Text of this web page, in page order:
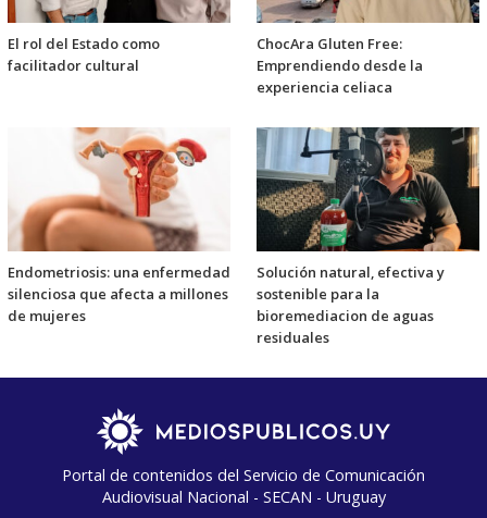
El rol del Estado como
facilitador cultural
ChocAra Gluten Free:
Emprendiendo desde la
experiencia celiaca
Endometriosis: una enfermedad
silenciosa que afecta a millones
de mujeres
Solución natural, efectiva y
sostenible para la
bioremediacion de aguas
residuales
Portal de contenidos del Servicio de Comunicación
Audiovisual Nacional - SECAN - Uruguay